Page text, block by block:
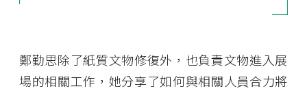
鄭勤思除了紙質文物修復外，也負責文物進入展
場的相關工作，她分享了如何與相關人員合力將